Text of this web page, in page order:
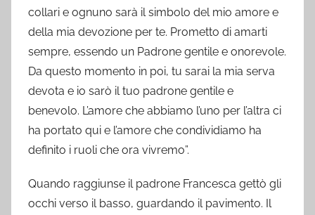
collari e ognuno sarà il simbolo del mio amore e
della mia devozione per te. Prometto di amarti
sempre, essendo un Padrone gentile e onorevole.
Da questo momento in poi, tu sarai la mia serva
devota e io sarò il tuo padrone gentile e
benevolo. L’amore che abbiamo l’uno per l’altra ci
ha portato qui e l’amore che condividiamo ha
definito i ruoli che ora vivremo”.
Quando raggiunse il padrone Francesca gettò gli
occhi verso il basso, guardando il pavimento. Il